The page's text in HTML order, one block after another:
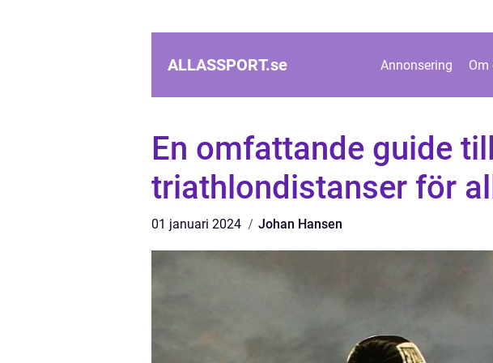
ALLASSPORT.se Annonsering Om
En omfattande guide till
triathlondistanser för
01 januari 2024 Johan Hansen